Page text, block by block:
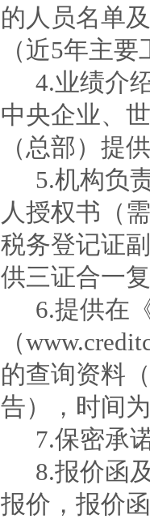
的人员名单
（近5年主要
4.业绩介
中央企业、
（总部）提供
5.机构负
人授权书（
税务登记证
供三证合一
6.提供在
（
的查询资料
告），时间
7.保密承
8.报价函
报价 ，报价